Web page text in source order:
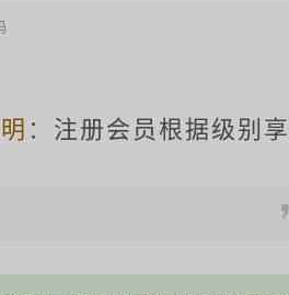
注册会员根据级别享有